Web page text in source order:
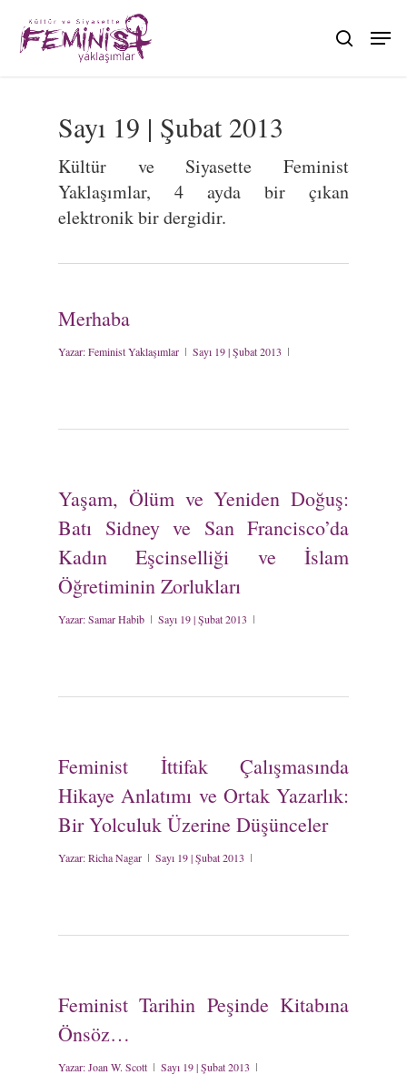
main
search
Sayı 19 | Şubat 2013
Kültür ve Siyasette Feminist
Yaklaşımlar, 4 ayda bir çıkan
elektronik bir dergidir.
Merhaba
Yazar:Feminist Yaklaşımlar Sayı 19 | Şubat 2013
Yaşam, Ölüm ve Yeniden Doğuş:
Batı Sidney ve San Francisco’da
Kadın Eşcinselliği ve İslam
Öğretiminin Zorlukları
Yazar:Samar Habib Sayı 19 | Şubat 2013
Feminist İttifak Çalışmasında
Hikaye Anlatımı ve Ortak Yazarlık:
Bir Yolculuk Üzerine Düşünceler
Yazar:Richa Nagar Sayı 19 | Şubat 2013
Feminist Tarihin Peşinde Kitabına
Önsöz…
Yazar:Joan W. Scott Sayı 19 | Şubat 2013